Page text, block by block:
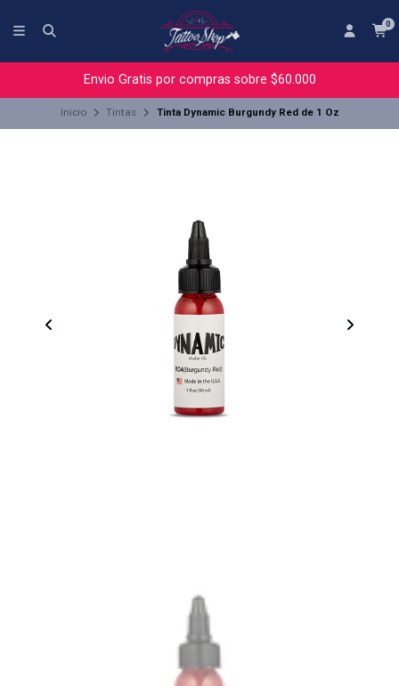
0
Envio Gratis por compras sobre $60.000
Inicio Tintas Tinta Dynamic Burgundy Red de 1 Oz